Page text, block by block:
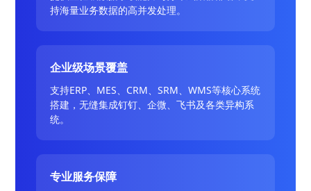
持海量业务数据的高并发处理。
企业级场景覆盖
支持ERP、MES、CRM、SRM、WMS等核心系统
搭建，无缝集成钉钉、企微、飞书及各类异构系
统。
专业服务保障